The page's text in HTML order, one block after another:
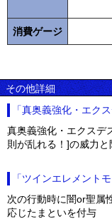
消費ゲージ
その他詳細
「真奥義強化・エク
真奥義強化・エクスデ
則が乱れる！]の威力
「ツインエレメント
次の行動時に闇or聖属
応じたまといを付与